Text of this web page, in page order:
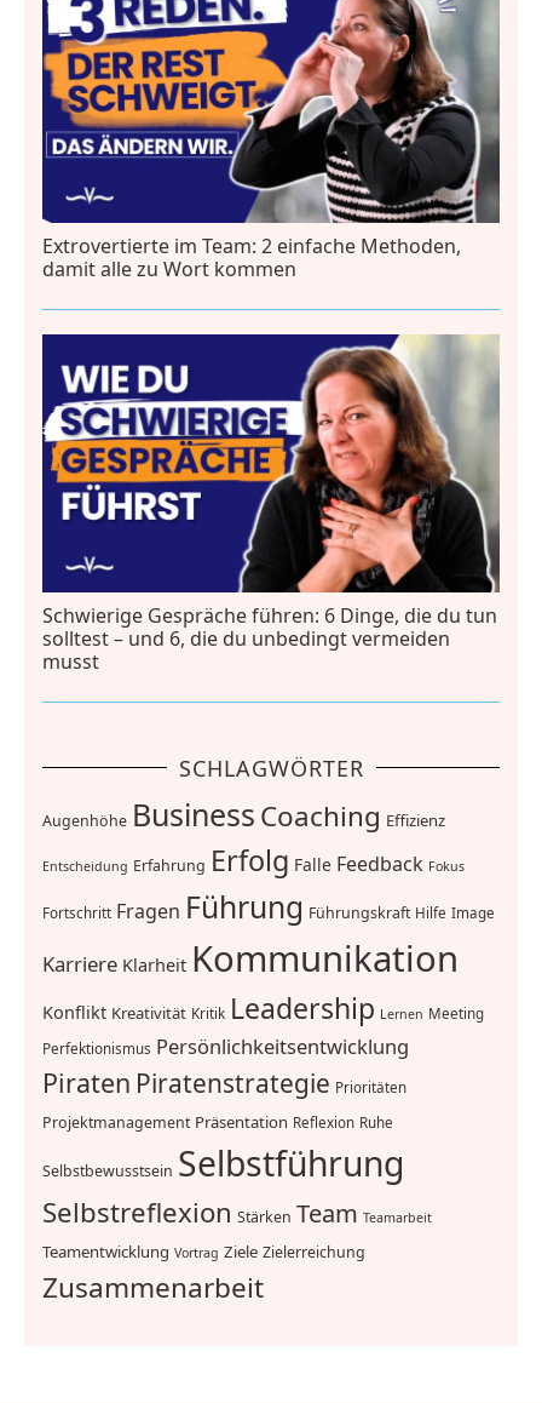
Extrovertierte im Team: 2 einfache Methoden,
damit alle zu Wort kommen
Schwierige Gespräche führen: 6 Dinge, die du tun
solltest – und 6, die du unbedingt vermeiden
musst
SCHLAGWÖRTER
Augenhöhe BusinessCoaching Effizienz
Entscheidung Erfahrung Erfolg Falle Feedback Fokus
Fortschritt Fragen Führung Führungskraft Hilfe Image
Karriere Klarheit Kommunikation
Konflikt Kreativität Kritik Leadership Lernen Meeting
Perfektionismus Persönlichkeitsentwicklung
Piraten Piratenstrategie Prioritäten
Projektmanagement Präsentation Reflexion Ruhe
Selbstbewusstsein Selbstführung
Selbstreflexion Stärken Team Teamarbeit
Teamentwicklung Vortrag Ziele Zielerreichung
Zusammenarbeit